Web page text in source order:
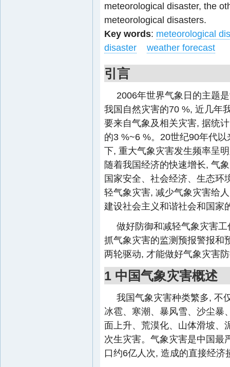
meteorological disaster, the
meteorological disasters.
Key words: meteorological
disaster
weather forecast
引言
2006年世界气象日的主题
我国自然灾害的70 %, 近几年
要来自气象及相关灾害, 据统
的3 %~6 %。20世纪90年代
下, 重大气象灾害发生频率呈
随着我国经济的快速增长, 气
国家安全、社会经济、生态环
轻气象灾害, 减少气象灾害给
建设社会主义和谐社会和国家
做好防御和减轻气象灾害
抓气象灾害的监测预报警报和
两轮驱动, 才能做好气象灾害
1 中国气象灾害概述
我国气象灾害种类繁多, 不
冰雹、寒潮、暴风雪、沙尘暴
面上升、荒漠化、山体滑坡、
次生灾害。气象灾害是中国最
口约6亿人次, 造成的直接经济